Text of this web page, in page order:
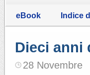
eBook Indice
Dieci anni
28 Novembre